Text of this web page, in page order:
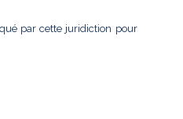
par cette juridiction pour